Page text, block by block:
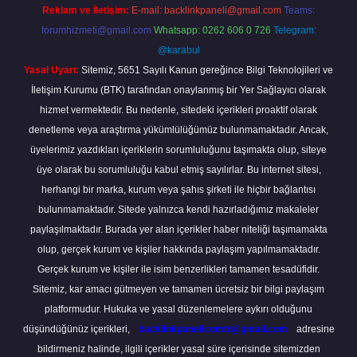
Reklam ve İletişim: E-mail: backlinkpaneli@gmail.com Teams:
forumhizmeti@gmail.com Whatsapp: 0262 606 0 726 Telegram:
@karabul
Yasal Uyarı: Sitemiz, 5651 Sayılı Kanun gereğince Bilgi Teknolojileri ve
İletişim Kurumu (BTK) tarafından onaylanmış bir Yer Sağlayıcı olarak
hizmet vermektedir. Bu nedenle, sitedeki içerikleri proaktif olarak
denetleme veya araştırma yükümlülüğümüz bulunmamaktadır. Ancak,
üyelerimiz yazdıkları içeriklerin sorumluluğunu taşımakta olup, siteye
üye olarak bu sorumluluğu kabul etmiş sayılırlar. Bu internet sitesi,
herhangi bir marka, kurum veya şahıs şirketi ile hiçbir bağlantısı
bulunmamaktadır. Sitede yalnızca kendi hazırladığımız makaleler
paylaşılmaktadır. Burada yer alan içerikler haber niteliği taşımamakta
olup, gerçek kurum ve kişiler hakkında paylaşım yapılmamaktadır.
Gerçek kurum ve kişiler ile isim benzerlikleri tamamen tesadüfidir.
Sitemiz, kar amacı gütmeyen ve tamamen ücretsiz bir bilgi paylaşım
platformudur. Hukuka ve yasal düzenlemelere aykırı olduğunu
düşündüğünüz içerikleri,
backlinkpanelicomtr@gmail.com
adresine
bildirmeniz halinde, ilgili içerikler yasal süre içerisinde sitemizden